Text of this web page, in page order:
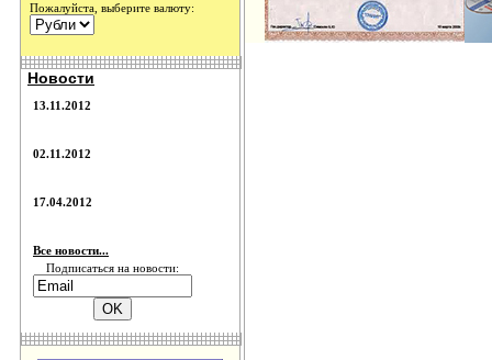
Пожалуйста, выберите валюту:
Новости
13.11.2012
02.11.2012
17.04.2012
Все новости...
Подписаться на новости: